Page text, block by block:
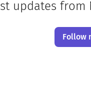
updates from
Follow